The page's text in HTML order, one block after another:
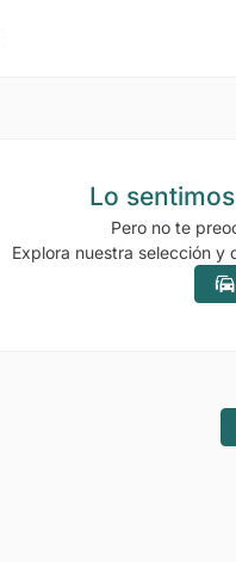
Lo
Pero no te
Explora nuestra selección